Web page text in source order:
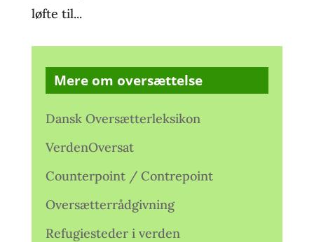
løfte til...
Mere om oversættelse
Dansk Oversætterleksikon
VerdenOversat
Counterpoint / Contrepoint
Oversætterrådgivning
Refugiesteder i verden